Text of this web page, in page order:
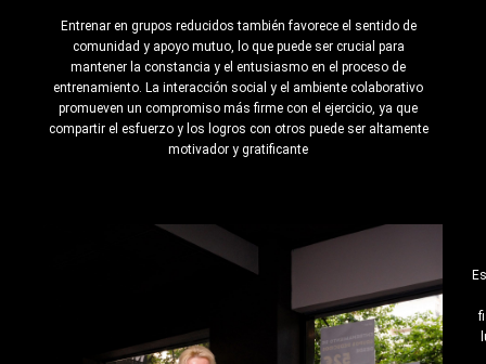
Entrenar en grupos reducidos también favorece el sentido de
comunidad y apoyo mutuo, lo que puede ser crucial para
mantener la constancia y el entusiasmo en el proceso de
entrenamiento. La interacción social y el ambiente colaborativo
promueven un compromiso más firme con el ejercicio, ya que
compartir el esfuerzo y los logros con otros puede ser altamente
motivador y gratificante